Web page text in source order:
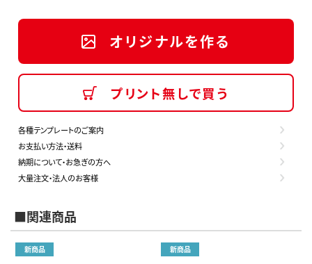
オリジナルを作る
プリント無しで買う
各種テンプレートのご案内
お支払い方法・送料
納期について・お急ぎの方へ
大量注文・法人のお客様
■関連商品
新商品 新商品